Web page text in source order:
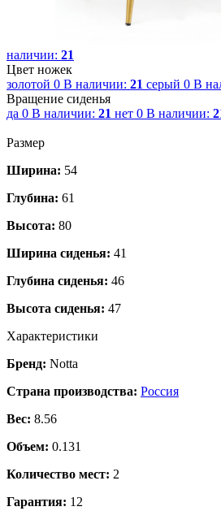
наличии: 21
Цвет ножек
золотой 0 В наличии: 21 серый 0 В
Вращение сиденья
да 0 В наличии: 21 нет 0 В наличии:
Размер
Ширина: 54
Глубина: 61
Высота: 80
Ширина сиденья: 41
Глубина сиденья: 46
Высота сиденья: 47
Характеристики
Бренд: Notta
Страна производства: Россия
Вес: 8.56
Объем: 0.131
Количество мест: 2
Гарантия: 12